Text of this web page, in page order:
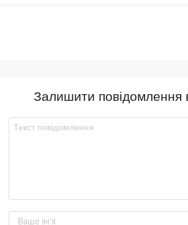
Залишити повідомлення